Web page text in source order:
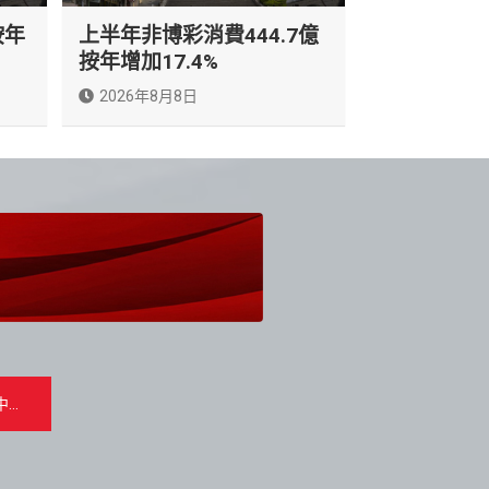
上半年非博彩消費444.7億
按年增加17.4%
2026年8月8日